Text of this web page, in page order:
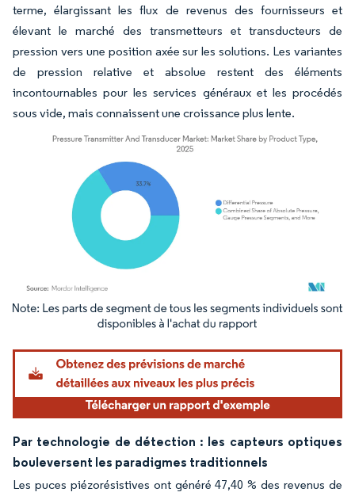
terme, élargissant les flux de revenus des fournisseurs et
élevant le marché des transmetteurs et transducteurs de
pression vers une position axée sur les solutions. Les variantes
de pression relative et absolue restent des éléments
incontournables pour les services généraux et les procédés
sous vide, mais connaissent une croissance plus lente.
Image © Mordor Intelligence. La réutilisation nécessite une attribution sous CC BY
Par technologie de détection : les capteurs optiques
bouleversent les paradigmes traditionnels
Les puces piézorésistives ont généré 47,40 % des revenus de